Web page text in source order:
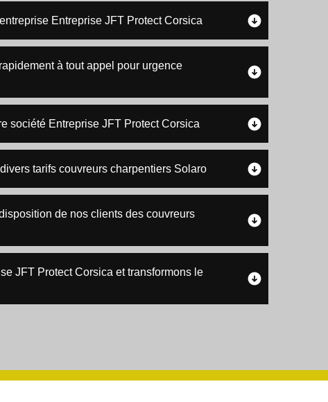
Entreprise JFT Protect Corsica
à tout appel pour urgence
société Entreprise JFT Protect Corsica
tarifs couvreurs charpentiers Solaro
de nos clients des couvreurs
JFT Protect Corsica et transformons le